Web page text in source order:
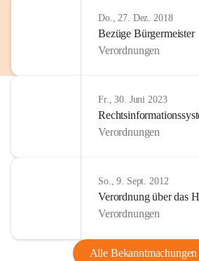
Do., 27. Dez. 2018
Bezüge Bürgermeister
Verordnungen
Fr., 30. Juni 2023
Verordnungen
So., 9. Sept. 2012
Verordnung über das
Verordnungen
Alle Bekanntmachungen